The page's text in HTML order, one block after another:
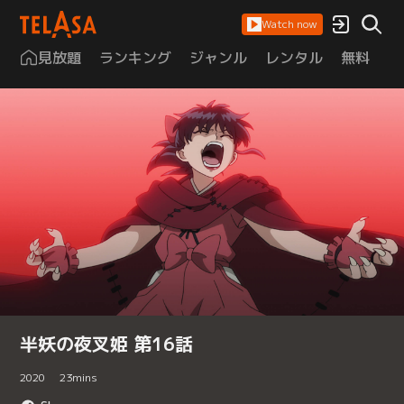
Watch now
見放題 ランキング ジャンル レンタル 無料
半妖の夜叉姫 第16話
2020 23mins